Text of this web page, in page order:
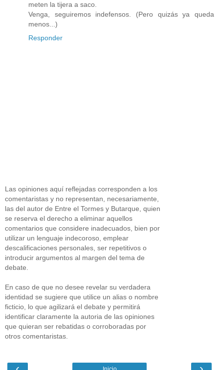
meten la tijera a saco.
Venga, seguiremos indefensos. (Pero quizás ya queda
menos...)
Responder
Las opiniones aquí reflejadas corresponden a los
comentaristas y no representan, necesariamente,
las del autor de Entre el Tormes y Butarque, quien
se reserva el derecho a eliminar aquellos
comentarios que considere inadecuados, bien por
utilizar un lenguaje indecoroso, emplear
descalificaciones personales, ser repetitivos o
introducir argumentos al margen del tema de
debate.
En caso de que no desee revelar su verdadera
identidad se sugiere que utilice un alias o nombre
ficticio, lo que agilizará el debate y permitirá
identificar claramente la autoria de las opiniones
que quieran ser rebatidas o corroboradas por
otros comentaristas.